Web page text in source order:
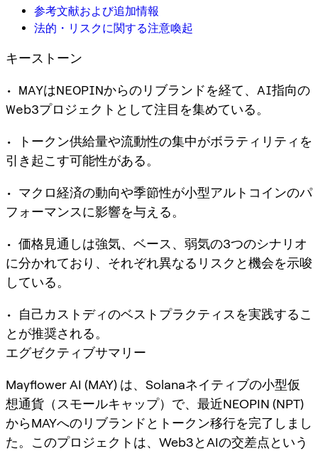
参考文献および追加情報
法的・リスクに関する注意喚起
キーストーン
• MAYはNEOPINからのリブランドを経て、AI指向の
Web3プロジェクトとして注目を集めている。
• トークン供給量や流動性の集中がボラティリティを
引き起こす可能性がある。
• マクロ経済の動向や季節性が小型アルトコインのパ
フォーマンスに影響を与える。
• 価格見通しは強気、ベース、弱気の3つのシナリオ
に分かれており、それぞれ異なるリスクと機会を示唆
している。
• 自己カストディのベストプラクティスを実践するこ
とが推奨される。
エグゼクティブサマリー
Mayflower AI (MAY) は、Solanaネイティブの小型仮
想通貨（スモールキャップ）で、最近NEOPIN (NPT)
からMAYへのリブランドとトークン移行を完了しまし
た。このプロジェクトは、Web3とAIの交差点という